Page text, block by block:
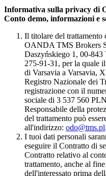
Informativa sulla privacy di
Conto demo, informazioni e
Il titolare del trattamento
OANDA TMS Brokers
Daszyńskiego 1, 00-843
275-91-31, per la quale
di Varsavia a Varsavia,
Registro Nazionale dei
registrazione con il
sociale di 3 537 560
Responsabile della
del trattamento può
all'indirizzo: odo@tms.pl.
I tuoi dati personali
eseguire il Contratto di
Contratto relativo al
trattamento, anche al
dell'interessato prima